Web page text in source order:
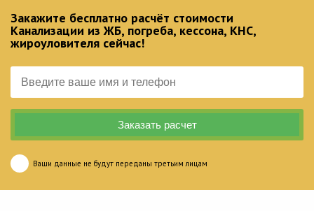
Закажите бесплатно расчёт стоимости
Канализации из ЖБ, погреба, кессона, КНС,
жироуловителя сейчас!
Ваши данные не будут переданы третьим лицам